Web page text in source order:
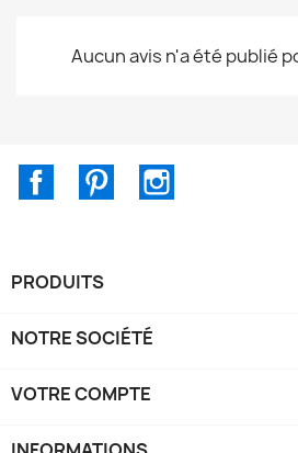
Aucun avis n'a été publié
FacebookPinterest
PRODUITS
NOTRE SOCIÉTÉ
VOTRE COMPTE